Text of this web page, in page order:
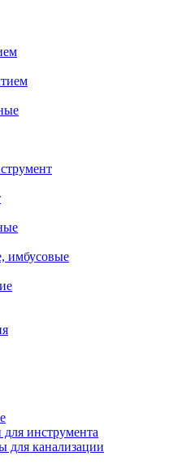
имбусовые
инструмента
для канализации